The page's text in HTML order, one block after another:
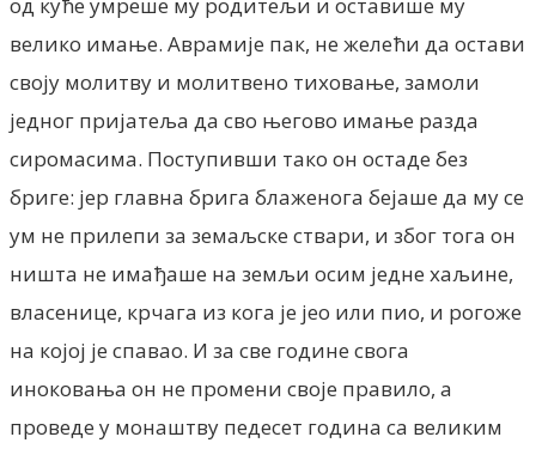
велико имање. Аврамије пак, не желећи да остави
своју молитву и молитвено тиховање, замоли
једног пријатеља да сво његово имање разда
сиромасима. Поступивши тако он остаде без
бриге: јер главна брига блаженога бејаше да му се
ум не прилепи за земаљске ствари, и због тога он
ништа не имађаше на земљи осим једне хаљине,
власенице, крчага из кога је јео или пио, и рогоже
на којој је спавао. И за све године свога
иноковања он не промени своје правило, а
проведе у монаштву педесет година са великим